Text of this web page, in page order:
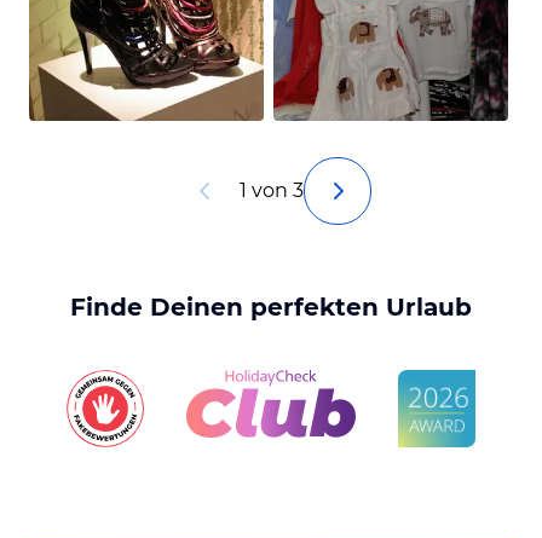
1 von 3
Finde Deinen perfekten Urlaub